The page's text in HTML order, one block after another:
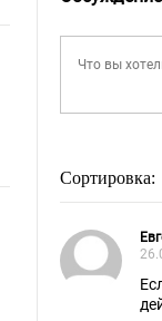
Сортировка: